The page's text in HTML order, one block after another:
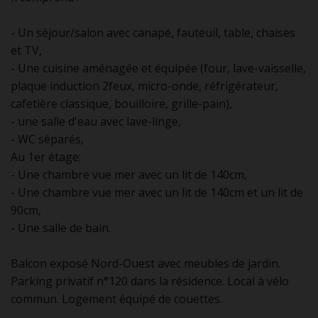
- Un séjour/salon avec canapé, fauteuil, table, chaises
et TV,
- Une cuisine aménagée et équipée (four, lave-vaisselle,
plaque induction 2feux, micro-onde, réfrigérateur,
cafetière classique, bouilloire, grille-pain),
- une salle d'eau avec lave-linge,
- WC séparés,
Au 1er étage:
- Une chambre vue mer avec un lit de 140cm,
- Une chambre vue mer avec un lit de 140cm et un lit de
90cm,
- Une salle de bain.
Balcon exposé Nord-Ouest avec meubles de jardin.
Parking privatif n°120 dans la résidence. Local à vélo
commun. Logement équipé de couettes.